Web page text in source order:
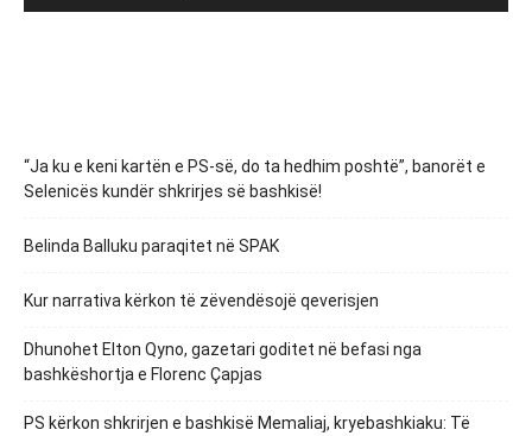
“Ja ku e keni kartën e PS-së, do ta hedhim poshtë”, banorët e
Selenicës kundër shkrirjes së bashkisë!
Belinda Balluku paraqitet në SPAK
Kur narrativa kërkon të zëvendësojë qeverisjen
Dhunohet Elton Qyno, gazetari goditet në befasi nga
bashkëshortja e Florenc Çapjas
PS kërkon shkrirjen e bashkisë Memaliaj, kryebashkiaku: Të